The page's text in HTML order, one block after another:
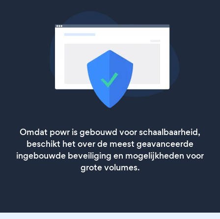
Omdat powr is gebouwd voor schaalbaarheid,
beschikt het over de meest geavanceerde
ingebouwde beveiliging en mogelijkheden voor
grote volumes.